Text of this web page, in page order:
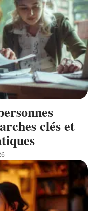
clés et